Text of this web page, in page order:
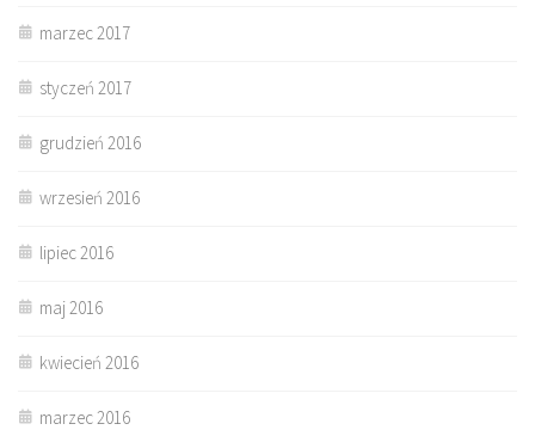
marzec 2017
styczeń 2017
grudzień 2016
wrzesień 2016
lipiec 2016
maj 2016
kwiecień 2016
marzec 2016